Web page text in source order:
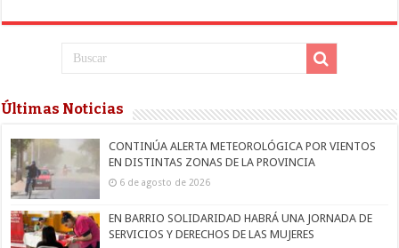
Últimas Noticias
CONTINÚA ALERTA METEOROLÓGICA POR VIENTOS
EN DISTINTAS ZONAS DE LA PROVINCIA
6 de agosto de 2026
EN BARRIO SOLIDARIDAD HABRÁ UNA JORNADA DE
SERVICIOS Y DERECHOS DE LAS MUJERES